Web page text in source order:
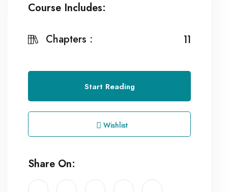
Course Includes:
Chapters : 11
Start Reading
Wishlist
Share On: